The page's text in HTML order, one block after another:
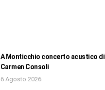
A Monticchio concerto acustico di
Carmen Consoli
6 Agosto 2026